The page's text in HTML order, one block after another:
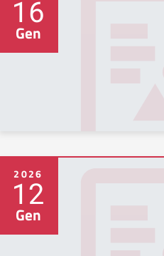
16
Gen
2026
12
Gen